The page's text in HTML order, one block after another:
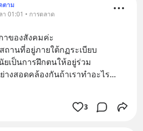
ตาม
า 01:01 • การตลาด
าของสังคมค่ะ
ถานที่อยู่ภายใต้กฏระเบียบ
ยเป็นการฝึกตนให้อยู่ร่วม
งสอดคล้องกันถ้าเราทำอะไร...
3